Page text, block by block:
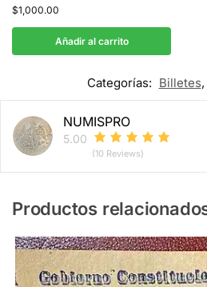
$1,000.00
Añadir al carrito
Categorías: Billetes,
NUMISPRO
5.00
(10 Reviews)
Productos